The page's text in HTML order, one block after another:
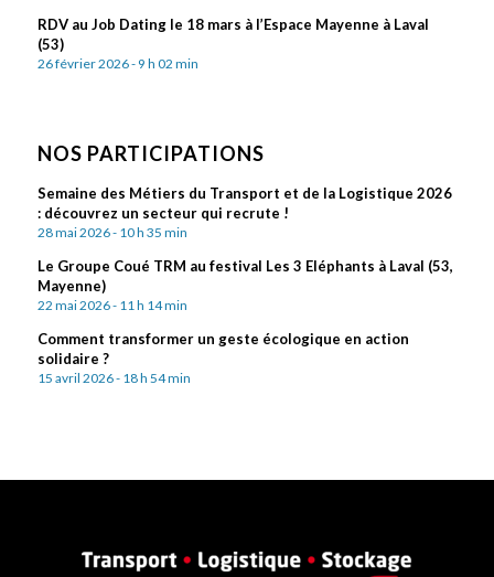
RDV au Job Dating le 18 mars à l’Espace Mayenne à Laval
(53)
26 février 2026 - 9 h 02 min
NOS PARTICIPATIONS
Semaine des Métiers du Transport et de la Logistique 2026
: découvrez un secteur qui recrute !
28 mai 2026 - 10 h 35 min
Le Groupe Coué TRM au festival Les 3 Eléphants à Laval (53,
Mayenne)
22 mai 2026 - 11 h 14 min
Comment transformer un geste écologique en action
solidaire ?
15 avril 2026 - 18 h 54 min